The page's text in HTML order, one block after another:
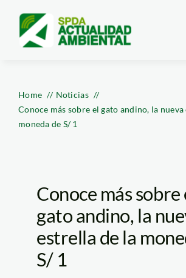
content
Home
Noticias
Conoce más sobre el gato andino, la
moneda de S/ 1
Conoce más sobre
gato andino, la
estrella de la
S/ 1